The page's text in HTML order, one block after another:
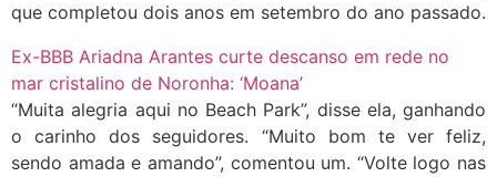
que completou dois anos em setembro do ano passado.
Ex-BBB Ariadna Arantes curte descanso em rede no
mar cristalino de Noronha: ‘Moana’
“Muita alegria aqui no Beach Park”, disse ela, ganhando
o carinho dos seguidores. “Muito bom te ver feliz,
sendo amada e amando”, comentou um. “Volte logo nas